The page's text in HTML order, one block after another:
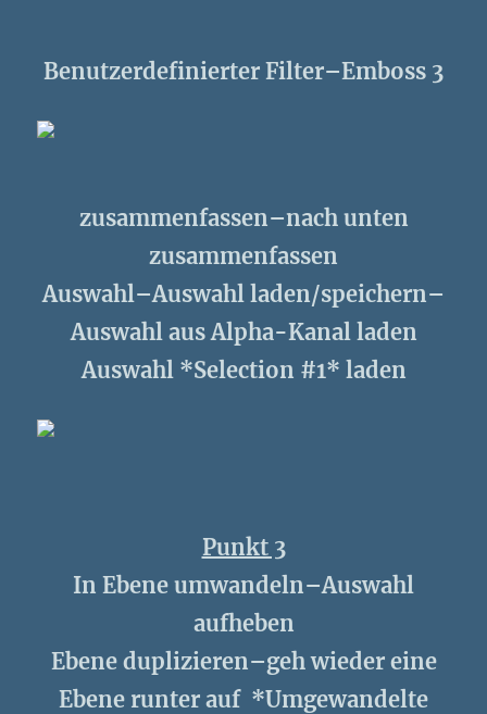
Benutzerdefinierter Filter–Emboss 3
zusammenfassen–nach unten
zusammenfassen
Auswahl–Auswahl laden/speichern–
Auswahl aus Alpha-Kanal laden
Auswahl *Selection #1* laden
Punkt 3
In Ebene umwandeln–Auswahl
aufheben
Ebene duplizieren–geh wieder eine
Ebene runter auf *Umgewandelte